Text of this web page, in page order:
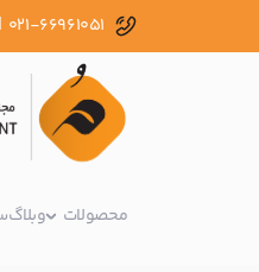
021-66961051
|
محصولات وبلاگ